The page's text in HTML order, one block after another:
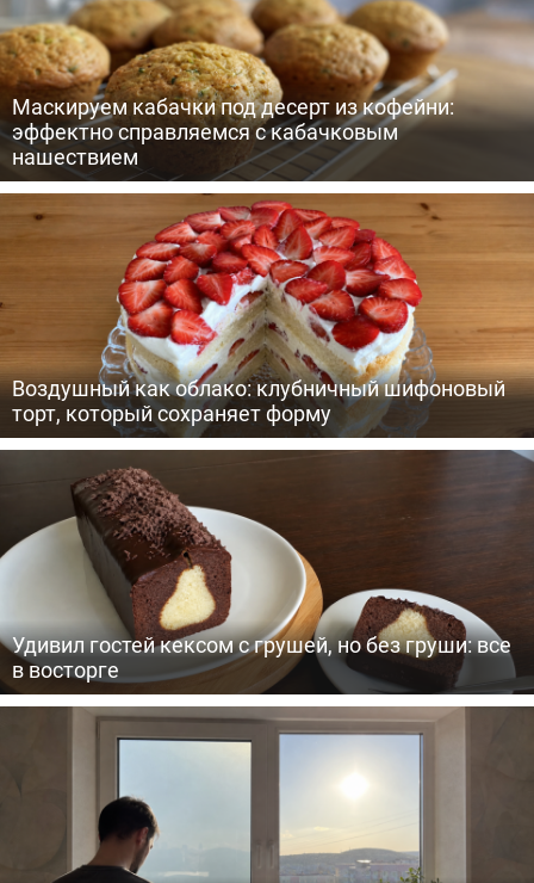
Маскируем кабачки под десерт из кофейни:
эффектно справляемся с кабачковым
нашествием
Воздушный как облако: клубничный шифоновый
торт, который сохраняет форму
Удивил гостей кексом с грушей, но без груши: все
в восторге